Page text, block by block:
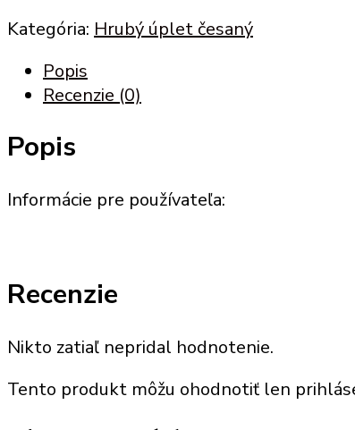
Kategória: Hrubý úplet česaný
Popis
Recenzie (0)
Popis
Informácie pre používateľa:
Recenzie
Nikto zatiaľ nepridal hodnotenie.
Tento produkt môžu ohodnotiť len